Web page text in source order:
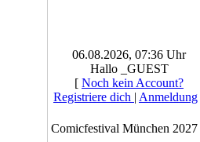
06.08.2026, 07:36 Uhr
Hallo _GUEST
[ Noch kein Account?
Registriere dich | Anmeldung
Comicfestival München 2027